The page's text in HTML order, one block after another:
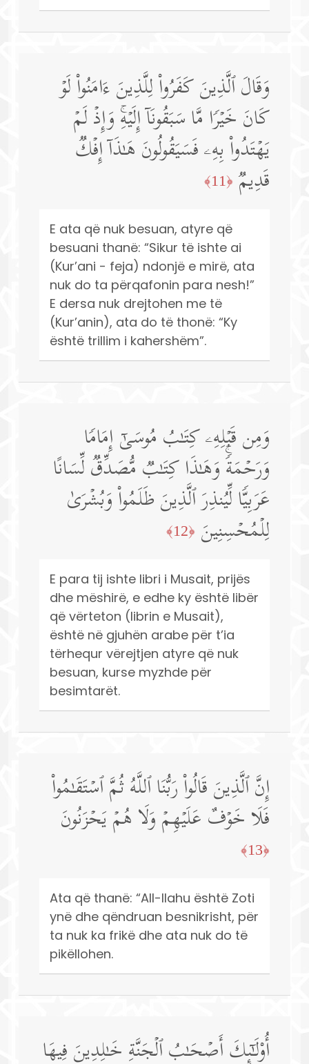
وَقَالَ ٱلَّذِینَ كَفَرُوا۟ لِلَّذِینَ ءَامَنُوا۟ لَوۡ
كَانَ خَیۡرࣰا مَّا سَبَقُونَاۤ إِلَیۡهِۚ وَإِذۡ لَمۡ
یَهۡتَدُوا۟ بِهِۦ فَسَیَقُولُونَ هَـٰذَاۤ إِفۡكࣱ
قَدِیمࣱ ﴿11﴾
E ata që nuk besuan, atyre që
besuani thanë: “Sikur të ishte ai
(Kur’ani - feja) ndonjë e mirë, ata
nuk do ta përqafonin para nesh!”
E dersa nuk drejtohen me të
(Kur’anin), ata do të thonë: “Ky
është trillim i kahershëm”.
وَمِن قَبۡلِهِۦ كِتَـٰبُ مُوسَىٰۤ إِمَامࣰا
وَرَحۡمَةࣰۚ وَهَـٰذَا كِتَـٰبࣱ مُّصَدِّقࣱ لِّسَانًا
عَرَبِیࣰّا لِّیُنذِرَ ٱلَّذِینَ ظَلَمُوا۟ وَبُشۡرَىٰ
لِلۡمُحۡسِنِینَ ﴿12﴾
E para tij ishte libri i Musait, prijës
dhe mëshirë, e edhe ky është libër
që vërteton (librin e Musait),
është në gjuhën arabe për t’ia
tërhequr vërejtjen atyre që nuk
besuan, kurse myzhde për
besimtarët.
إِنَّ ٱلَّذِینَ قَالُوا۟ رَبُّنَا ٱللَّهُ ثُمَّ ٱسۡتَقَـٰمُوا۟
فَلَا خَوۡفٌ عَلَیۡهِمۡ وَلَا هُمۡ یَحۡزَنُونَ
﴿13﴾
Ata që thanë: “All-llahu është Zoti
ynë dhe qëndruan besnikrisht, për
ta nuk ka frikë dhe ata nuk do të
pikëllohen.
أُو۟لَـٰۤىِٕكَ أَصۡحَـٰبُ ٱلۡجَنَّةِ خَـٰلِدِینَ فِیهَا